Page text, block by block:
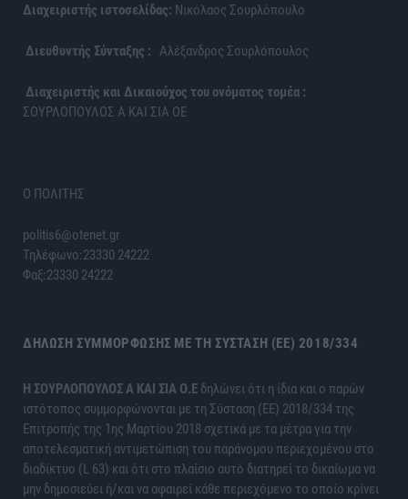
Διαχειριστής ιστοσελίδας: Νικόλαος Σουρλόπουλο
Διευθυντής Σύνταξης : Αλέξανδρος Σουρλόπουλος
Διαχειριστής και Δικαιούχος του ονόματος τομέα :
ΣΟΥΡΛΟΠΟΥΛΟΣ Α ΚΑΙ ΣΙΑ ΟΕ
Ο ΠΟΛΙΤΗΣ
politis6@otenet.gr
Τηλέφωνο:23330 24222
Φαξ:23330 24222
ΔΉΛΩΣΗ ΣΥΜΜΌΡΦΩΣΗΣ ΜΕ ΤΗ ΣΎΣΤΑΣΗ (ΕΕ) 2018/334
H ΣΟΥΡΛΟΠΟΥΛΟΣ Α ΚΑΙ ΣΙΑ Ο.Ε δηλώνει ότι η ίδια και ο παρών
ιστότοπος συμμορφώνονται με τη Σύσταση (ΕΕ) 2018/334 της
Επιτροπής της 1ης Μαρτίου 2018 σχετικά με τα μέτρα για την
αποτελεσματική αντιμετώπιση του παράνομου περιεχομένου στο
διαδίκτυο (L 63) και ότι στο πλαίσιο αυτό διατηρεί το δικαίωμα να
μην δημοσιεύει ή/και να αφαιρεί κάθε περιεχόμενο το οποίο κρίνει